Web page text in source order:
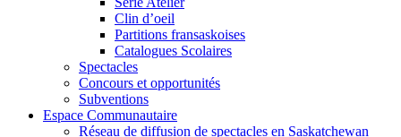
Clin d’oeil
Partitions fransaskoises
Catalogues Scolaires
Spectacles
Concours et opportunités
Subventions
Espace Communautaire
Réseau de diffusion de spectacles en Saskatchewan